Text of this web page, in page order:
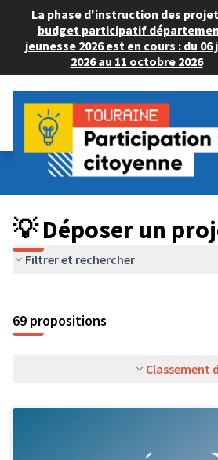
La phase d'instruction des
budget participatif
jeunesse 2026 est en cours : du
2026 au 11 octobre 2026
Budget Participatif ADULTE 2024
💡 Déposer un projet
💡 Déposer un
Filtrer et rechercher
69 propositions
Classement